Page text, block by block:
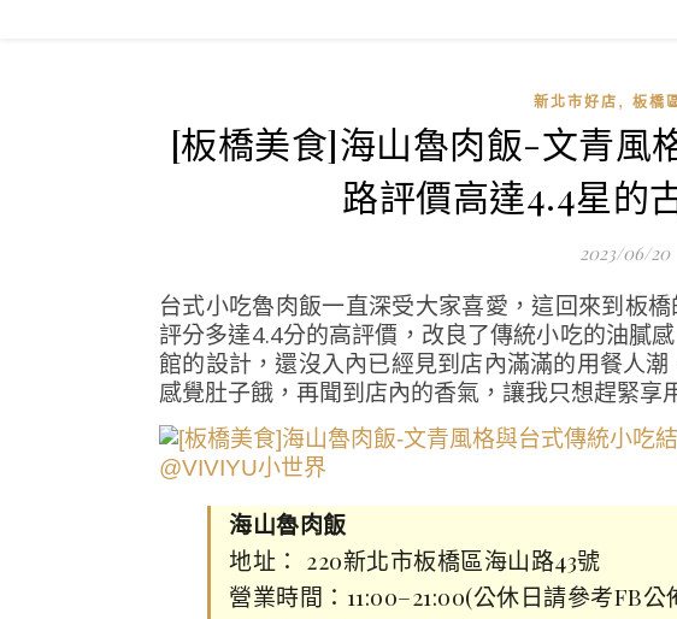
新北市好店 , 板橋
[板橋美食]海山魯肉飯-文青風
路評價高達4.4星的
2023/06/20
台式小吃魯肉飯一直深受大家喜愛，這回來到板
評分多達4.4分的高評價，改良了傳統小吃的油膩
館的設計，還沒入內已經見到店內滿滿的用餐人
感覺肚子餓，再聞到店內的香氣，讓我只想趕緊享
海山魯肉飯
地址： 220新北市板橋區海山路43號
營業時間：11:00–21:00(公休日請參考FB公